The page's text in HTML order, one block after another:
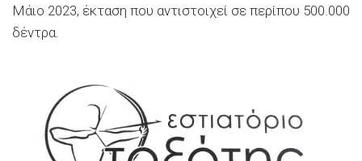
Μάιο 2023, έκταση που αντιστοιχεί σε περίπου 500.000
δέντρα.